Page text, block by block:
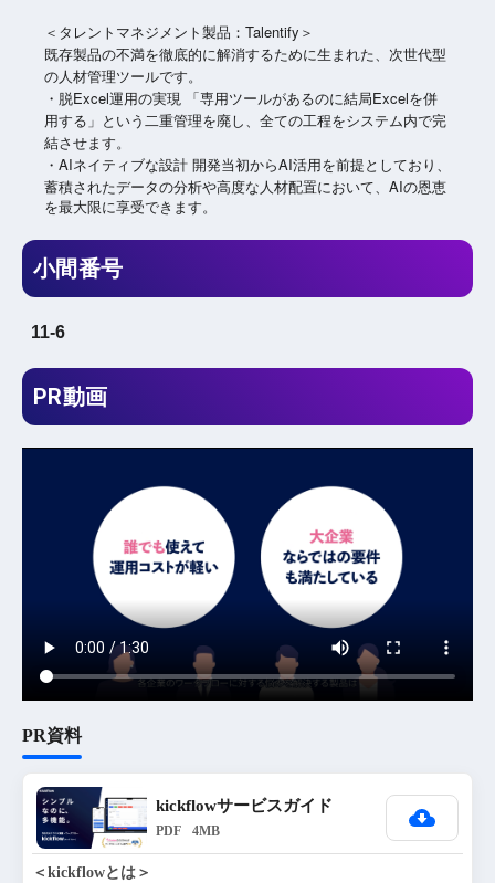
＜タレントマネジメント製品：Talentify＞
既存製品の不満を徹底的に解消するために生まれた、次世代型
の人材管理ツールです。
・脱Excel運用の実現 「専用ツールがあるのに結局Excelを併
用する」という二重管理を廃し、全ての工程をシステム内で完
結させます。
・ AIネイティブな設計 開発当初からAI活用を前提としており、
蓄積されたデータの分析や高度な人材配置において、 AIの恩恵
を最大限に享受できます。
小間番号
11-6
PR動画
PR資料
kickflowサービスガイド
PDF 4MB
＜kickflowとは＞